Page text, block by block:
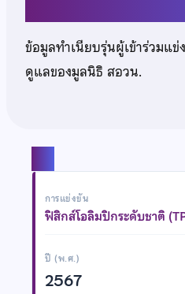
ข้อมูลทำเนียบรุ่นผู้เข้าร่วมแ
ดูแลของมูลนิธิ สอวน.
การแข่งขัน
ฟิสิกส์โอลิมปิกระดับชาติ
ปี (พ.ศ.)
2567